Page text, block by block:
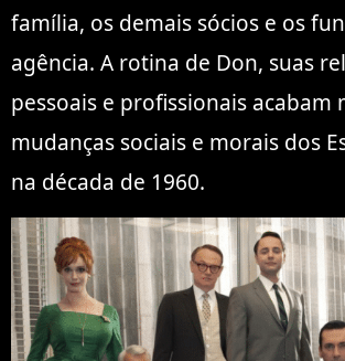
família, os demais sócios e os
agência. A rotina de Don, suas
pessoais e profissionais acabam
mudanças sociais e morais dos
na década de 1960.